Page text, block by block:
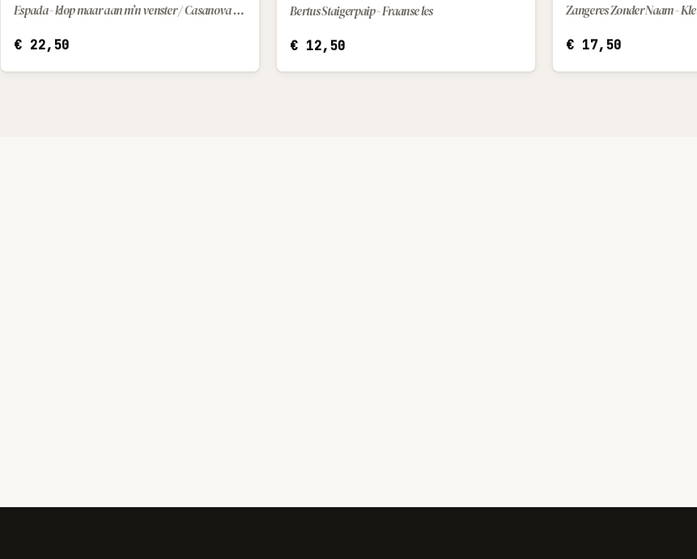
IN WINKELWAGEN Espada - klop maar aan m’n venster / Casanova Johnnie
€22,50
IN WINKELWAGEN
Bertus Staigerpaip - Fraanse les
€12,50 €17,50